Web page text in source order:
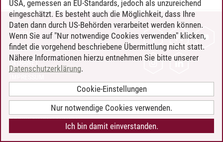
KONTAKT
LEUPHANA ALS ARBEITGEBER
INTRANET
BARRIEREFREIHEIT
COOKIE-EINSTELLUNGEN
USA, gemessen an EU-Standards, jedoch als unzureichend
eingeschätzt. Es besteht auch die Möglichkeit, dass Ihre
Daten dann durch US-Behörden verarbeitet werden können.
Wenn Sie auf "Nur notwendige Cookies verwenden" klicken,
findet die vorgehend beschriebene Übermittlung nicht statt.
Nähere Informationen hierzu entnehmen Sie bitte unserer
Datenschutzerklärung.
Cookie-Einstellungen
Nur notwendige Cookies verwenden.
Ich bin damit einverstanden.